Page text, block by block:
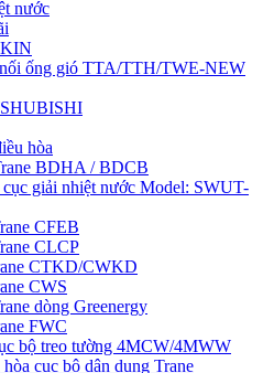
nước
ống gió TTA/TTH/TWE-NEW
hòa
BDHA / BDCB
giải nhiệt nước Model: SWUT-
CFEB
CLCP
CTKD/CWKD
CWS
dòng Greenergy
FWC
bộ treo tường 4MCW/4MWW
cục bộ dân dụng Trane